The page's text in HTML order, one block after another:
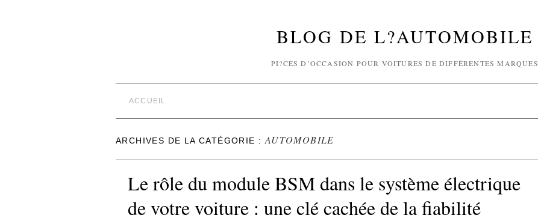
BLOG DE L?AUTOMOBILE
PI?CES D’OCCASION POUR VOITURES DE DIFFÉRENTES MARQUES
ACCUEIL
ARCHIVES DE LA CATÉGORIE : AUTOMOBILE
Le rôle du module BSM dans le système électrique
de votre voiture : une clé cachée de la fiabilité